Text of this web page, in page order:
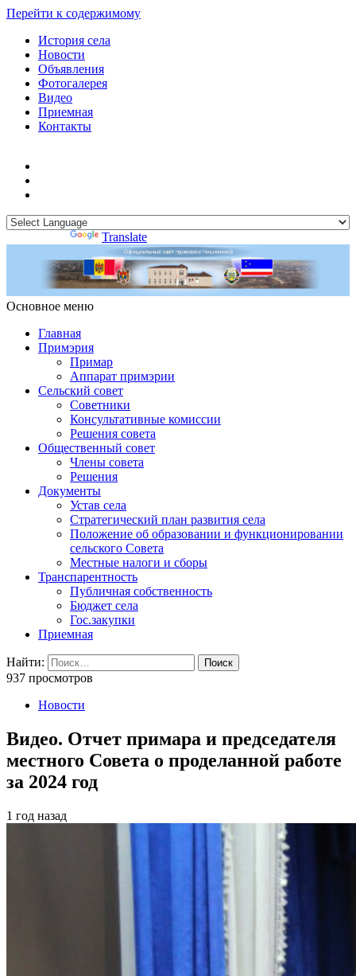
Перейти к содержимому
История села
Новости
Объявления
Фотогалерея
Видео
Приемная
Контакты
Translate
Основное меню
Примэрия Чишмикиой
Главная
Примэрия
Примар
Аппарат примэрии
Сельский совет
Советники
Консультативные комиссии
Решения совета
Общественный совет
Члены совета
Решения
Документы
Устав села
Стратегический план развития села
Положение об образовании и функционировании
сельского Совета
Местные налоги и сборы
Транспарентность
Публичная собственность
Бюджет села
Гос.закупки
Приемная
Найти:
937 просмотров
Новости
Видео. Отчет примара и председателя
местного Совета о проделанной работе
за 2024 год
1 год назад